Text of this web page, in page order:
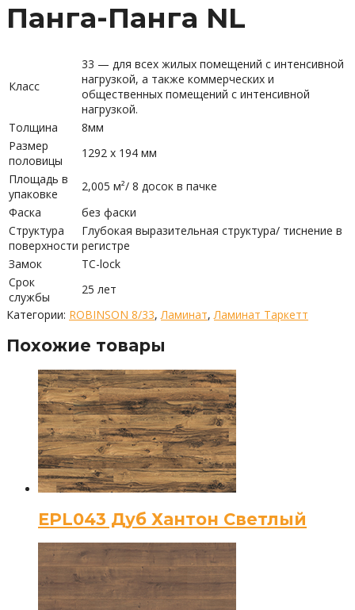
Панга-Панга NL
Класс
33 — для всех жилых помещений с интенсивной
нагрузкой, а также коммерческих и
общественных помещений с интенсивной
нагрузкой.
Толщина
8мм
Размер
половицы
1292 х 194 мм
Площадь в
упаковке
2,005 м²/ 8 досок в пачке
Фаска
без фаски
Структура
поверхности
Глубокая выразительная структура/ тиснение в
регистре
Замок
TC-lock
Срок
службы
25 лет
Категории: ROBINSON 8/33, Ламинат, Ламинат Таркетт
Похожие товары
EPL043 Дуб Хантон Светлый